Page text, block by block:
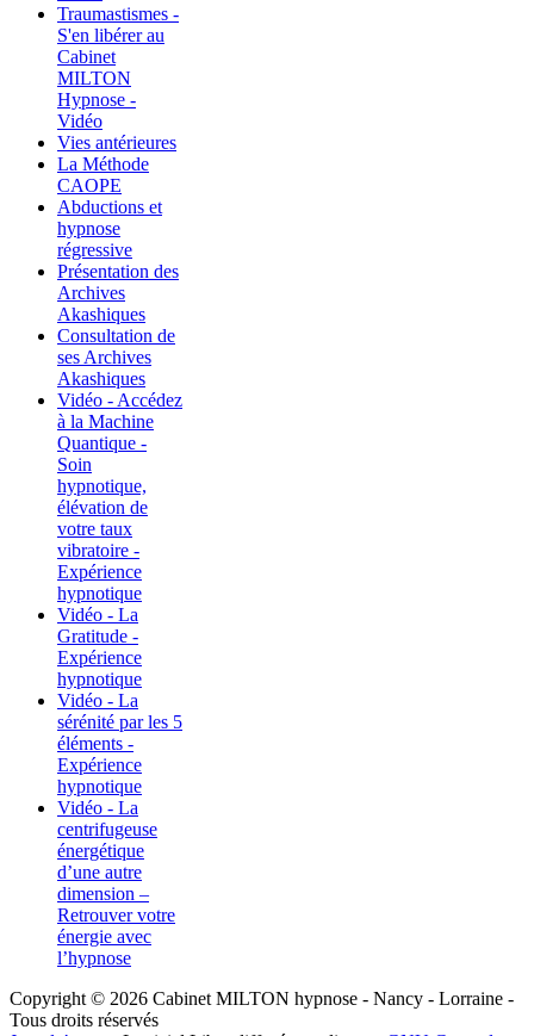
Traumastismes -
S'en libérer au
Cabinet
MILTON
Hypnose -
Vidéo
Vies antérieures
La Méthode
CAOPE
Abductions et
hypnose
régressive
Présentation des
Archives
Akashiques
Consultation de
ses Archives
Akashiques
Vidéo - Accédez
à la Machine
Quantique -
Soin
hypnotique,
élévation de
votre taux
vibratoire -
Expérience
hypnotique
Vidéo - La
Gratitude -
Expérience
hypnotique
Vidéo - La
sérénité par les 5
éléments -
Expérience
hypnotique
Vidéo - La
centrifugeuse
énergétique
d’une autre
dimension –
Retrouver votre
énergie avec
l’hypnose
Copyright © 2026 Cabinet MILTON hypnose - Nancy - Lorraine -
Tous droits réservés